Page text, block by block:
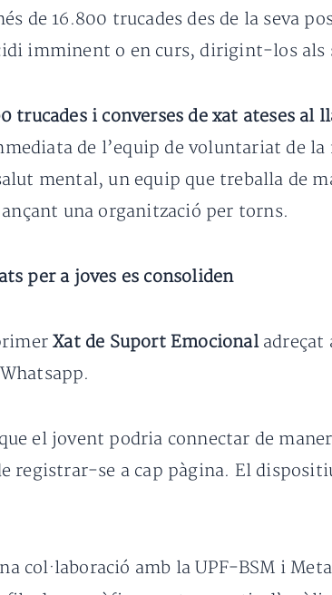
de 16.800 trucades des de la seva
imminent o en curs, dirigint-los als
trucades i converses de xat ateses al
de l’equip de voluntariat de la
mental, un equip que treballa de
una organització per torns.
per a joves es consoliden
Xat de Suport Emocionaladreçat
el jovent podria connectar de
registrar-se a cap pàgina. El
col·laboració amb la UPF-BSM i